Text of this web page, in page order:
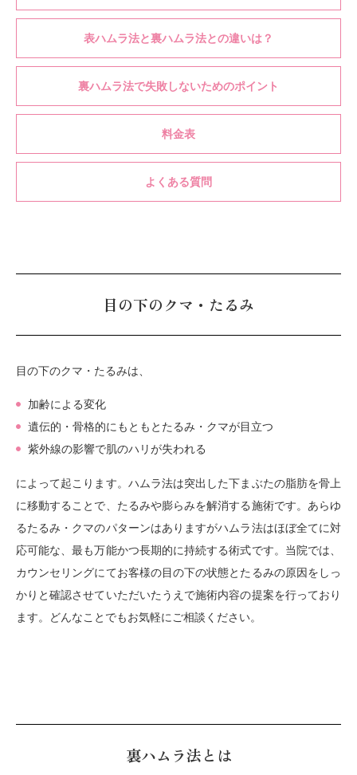
表ハムラ法と裏ハムラ法との違いは？
裏ハムラ法で失敗しないためのポイント
料金表
よくある質問
目の下のクマ・たるみ
目の下のクマ・たるみは、
加齢による変化
遺伝的・骨格的にもともとたるみ・クマが目立つ
紫外線の影響で肌のハリが失われる
によって起こります。ハムラ法は突出した下まぶたの脂肪を骨上
に移動することで、たるみや膨らみを解消する施術です。あらゆ
るたるみ・クマのパターンはありますがハムラ法はほぼ全てに対
応可能な、最も万能かつ長期的に持続する術式です。当院では、
カウンセリングにてお客様の目の下の状態とたるみの原因をしっ
かりと確認させていただいたうえで施術内容の提案を行っており
ます。どんなことでもお気軽にご相談ください。
裏ハムラ法とは